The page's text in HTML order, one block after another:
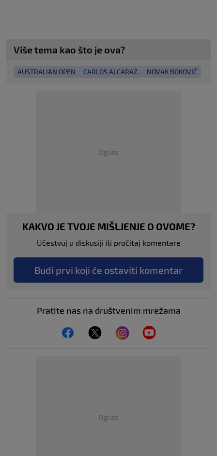
Više tema kao što je ova?
AUSTRALIAN OPEN CARLOS ALCARAZ. NOVAK ĐOKOVIĆ
Oglas
KAKVO JE TVOJE MIŠLJENJE O OVOME?
Učestvuj u diskusiji ili pročitaj komentare
Budi prvi koji će ostaviti komentar
Pratite nas na društvenim mrežama
Oglas